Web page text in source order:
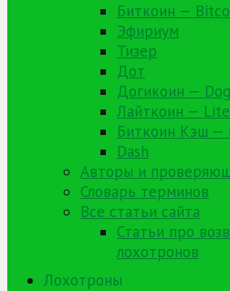
Биткоин —
Эфириум
Тизер
Дот
Догикоин —
Лайткоин —
Биткоин Кэш —
Dash
Авторы и
Словарь терминов
Все статьи сайта
Статьи про
лохотронов
Лохотроны